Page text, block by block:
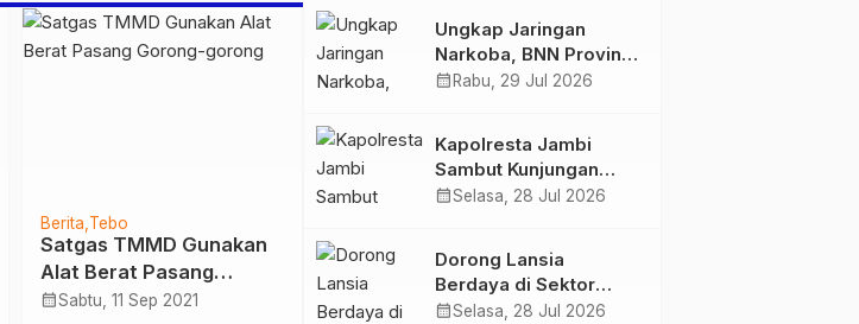
Berita Tebo
Satgas TMMD Gunakan
Alat Berat Pasang
Gorong-gorong
calendar_monthSabtu, 11 Sep 2021
Kajati Jambi Pimpin
Upacara Pengambilan
Sumpah 105 ASN Tahun
Rabu, 8 Jun 2022
Ungkap Jaringan
Narkoba, BNN Provinsi
Jambi dan Bea Cukai
Butir Ekstasi dan 146
Gram Sabu
calendar_month Rabu, 29 Jul 2026
Kapolresta Jambi
Sambut Kunjungan
Ketua dan Pengurus
Kolaborasi
calendar_monthSelasa, 28 Jul 2026
Dorong Lansia
Berdaya di Sektor
Hijau, Pertamina EP
calendar_monthSelasa, 28 Jul 2026